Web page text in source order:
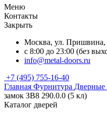
Меню
Контакты
Закрыть
Москва, ул.
с 8:00 до 23:00 (без
info@metal-doors.ru
+7 (495) 755-16-40
Главная Фурнитура Дверные
замок ЗВ8 290.0.0 (5 кл)
Каталог дверей